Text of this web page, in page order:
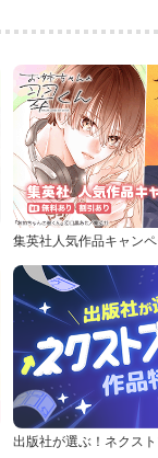
集英社人気作品キャン
出版社が選ぶ！ネクス